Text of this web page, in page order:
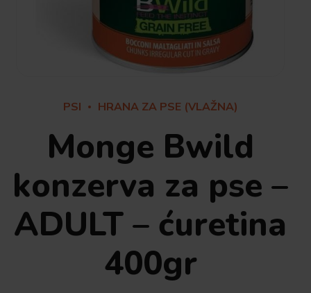
PSI HRANA ZA PSE (VLAŽNA)
Monge Bwild
konzerva za pse –
ADULT – ćuretina
400gr